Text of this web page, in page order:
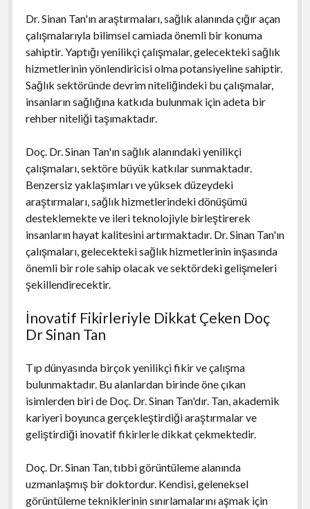
Dr. Sinan Tan'ın araştırmaları, sağlık alanında çığır açan
çalışmalarıyla bilimsel camiada önemli bir konuma
sahiptir. Yaptığı yenilikçi çalışmalar, gelecekteki sağlık
hizmetlerinin yönlendiricisi olma potansiyeline sahiptir.
Sağlık sektöründe devrim niteliğindeki bu çalışmalar,
insanların sağlığına katkıda bulunmak için adeta bir
rehber niteliği taşımaktadır.
Doç. Dr. Sinan Tan'ın sağlık alanındaki yenilikçi
çalışmaları, sektöre büyük katkılar sunmaktadır.
Benzersiz yaklaşımları ve yüksek düzeydeki
araştırmaları, sağlık hizmetlerindeki dönüşümü
desteklemekte ve ileri teknolojiyle birleştirerek
insanların hayat kalitesini artırmaktadır. Dr. Sinan Tan'ın
çalışmaları, gelecekteki sağlık hizmetlerinin inşasında
önemli bir role sahip olacak ve sektördeki gelişmeleri
şekillendirecektir.
İnovatif Fikirleriyle Dikkat Çeken Doç
Dr Sinan Tan
Tıp dünyasında birçok yenilikçi fikir ve çalışma
bulunmaktadır. Bu alanlardan birinde öne çıkan
isimlerden biri de Doç. Dr. Sinan Tan'dır. Tan, akademik
kariyeri boyunca gerçekleştirdiği araştırmalar ve
geliştirdiği inovatif fikirlerle dikkat çekmektedir.
Doç. Dr. Sinan Tan, tıbbi görüntüleme alanında
uzmanlaşmış bir doktordur. Kendisi, geleneksel
görüntüleme tekniklerinin sınırlamalarını aşmak için